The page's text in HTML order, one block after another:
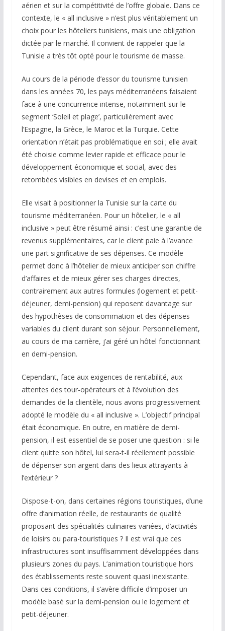
aérien et sur la compétitivité de l’offre globale. Dans ce
contexte, le « all inclusive » n’est plus véritablement un
choix pour les hôteliers tunisiens, mais une obligation
dictée par le marché. Il convient de rappeler que la
Tunisie a très tôt opté pour le tourisme de masse.
Au cours de la période d’essor du tourisme tunisien
dans les années 70, les pays méditerranéens faisaient
face à une concurrence intense, notamment sur le
segment ‘Soleil et plage’, particulièrement avec
l’Espagne, la Grèce, le Maroc et la Turquie. Cette
orientation n’était pas problématique en soi ; elle avait
été choisie comme levier rapide et efficace pour le
développement économique et social, avec des
retombées visibles en devises et en emplois.
Elle visait à positionner la Tunisie sur la carte du
tourisme méditerranéen. Pour un hôtelier, le « all
inclusive » peut être résumé ainsi : c’est une garantie de
revenus supplémentaires, car le client paie à l’avance
une part significative de ses dépenses. Ce modèle
permet donc à l’hôtelier de mieux anticiper son chiffre
d’affaires et de mieux gérer ses charges directes,
contrairement aux autres formules (logement et petit-
déjeuner, demi-pension) qui reposent davantage sur
des hypothèses de consommation et des dépenses
variables du client durant son séjour. Personnellement,
au cours de ma carrière, j’ai géré un hôtel fonctionnant
en demi-pension.
Cependant, face aux exigences de rentabilité, aux
attentes des tour-opérateurs et à l’évolution des
demandes de la clientèle, nous avons progressivement
adopté le modèle du « all inclusive ». L’objectif principal
était économique. En outre, en matière de demi-
pension, il est essentiel de se poser une question : si le
client quitte son hôtel, lui sera-t-il réellement possible
de dépenser son argent dans des lieux attrayants à
l’extérieur ?
Dispose-t-on, dans certaines régions touristiques, d’une
offre d’animation réelle, de restaurants de qualité
proposant des spécialités culinaires variées, d’activités
de loisirs ou para-touristiques ? Il est vrai que ces
infrastructures sont insuffisamment développées dans
plusieurs zones du pays. L’animation touristique hors
des établissements reste souvent quasi inexistante.
Dans ces conditions, il s’avère difficile d’imposer un
modèle basé sur la demi-pension ou le logement et
petit-déjeuner.